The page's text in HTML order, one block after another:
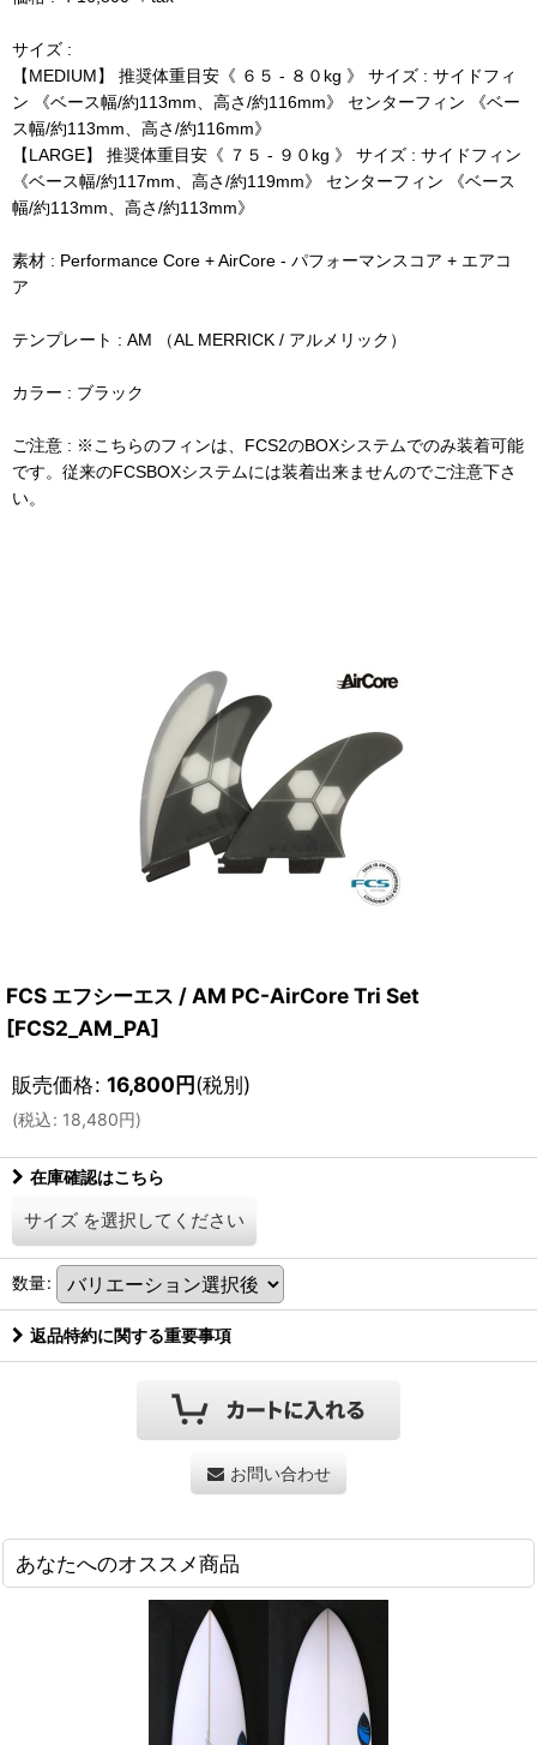
サイズ :
【MEDIUM】 推奨体重目安《 ６５ - ８０kg 》 サイズ : サイドフィ
ン 《ベース幅/約113mm、高さ/約116mm》 センターフィン 《ベー
ス幅/約113mm、高さ/約116mm》
【LARGE】 推奨体重目安《 ７５ - ９０kg 》 サイズ : サイドフィン
《ベース幅/約117mm、高さ/約119mm》 センターフィン 《ベース
幅/約113mm、高さ/約113mm》
素材 : Performance Core + AirCore - パフォーマンスコア + エアコ
ア
テンプレート : AM （AL MERRICK / アルメリック）
カラー : ブラック
ご注意 : ※こちらのフィンは、FCS2のBOXシステムでのみ装着可能
です。従来のFCSBOXシステムには装着出来ませんのでご注意下さ
い。
FCS エフシーエス / AM PC-AirCore Tri Set
[FCS2_AM_PA]
販売価格: 16,800円(税別)
(税込: 18,480円)
在庫確認はこちら
サイズ を選択してください
数量:
返品特約に関する重要事項
お問い合わせ
あなたへのオススメ商品